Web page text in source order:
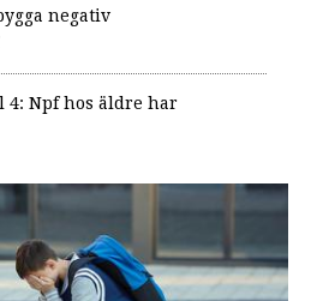
negativ
4: Npf hos äldre har